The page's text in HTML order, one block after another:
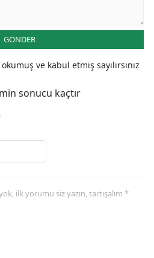
GÖNDER
okumuş ve kabul etmiş sayılırsınız
sonucu kaçtır
ilk yorumu siz yazın, tartışalım *